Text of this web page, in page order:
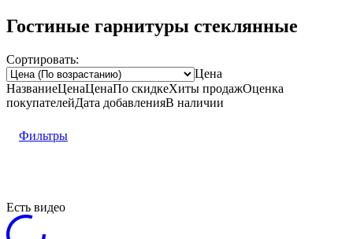
Гостиные гарнитуры стеклянные
Сортировать:
Цена
НазваниеЦенаЦенаПо скидкеХиты продажОценка
покупателейДата добавленияВ наличии
Фильтры
Есть видео